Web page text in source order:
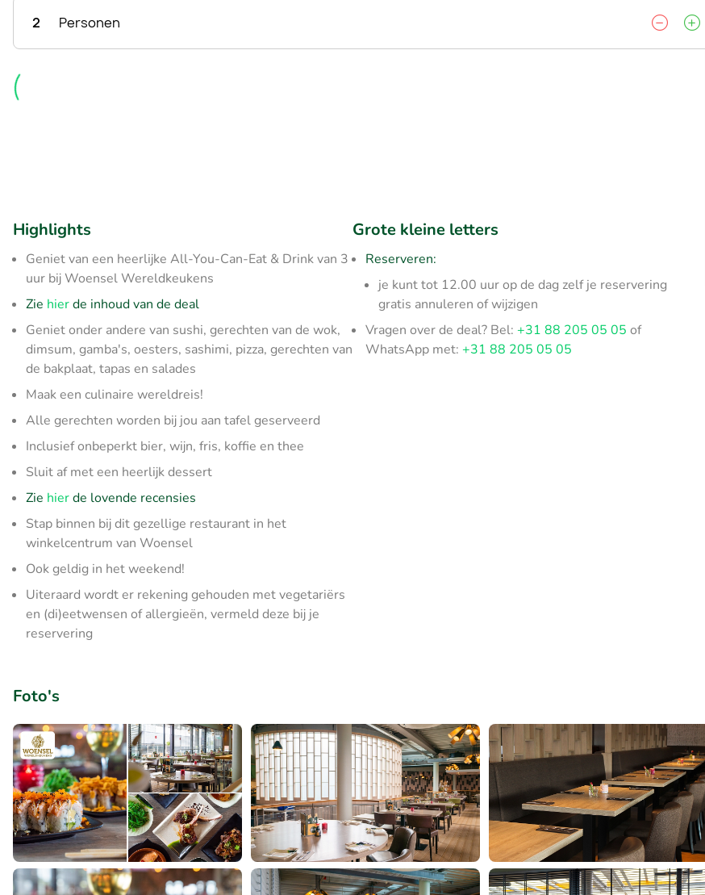
2 Personen
Highlights
Geniet van een heerlijke All-You-Can-Eat & Drink van 3
uur bij Woensel Wereldkeukens
Zie hierde inhoud van de deal
Geniet onder andere van sushi, gerechten van de wok,
dimsum, gamba's, oesters, sashimi, pizza, gerechten van
de bakplaat, tapas en salades
Maak een culinaire wereldreis!
Alle gerechten worden bij jou aan tafel geserveerd
Inclusief onbeperkt bier, wijn, fris, koffie en thee
Sluit af met een heerlijk dessert
Zie hierde lovende recensies
Stap binnen bij dit gezellige restaurant in het
winkelcentrum van Woensel
Ook geldig in het weekend!
Uiteraard wordt er rekening gehouden met vegetariërs
en (di)eetwensen of allergieën, vermeld deze bij je
reservering
Grote kleine letters
Reserveren:
je kunt tot 12.00 uur op de dag zelf je reservering
gratis annuleren of wijzigen
Vragen over de deal? Bel:+31 88 205 05 05 of
WhatsApp met:+31 88 205 05 05
Foto's